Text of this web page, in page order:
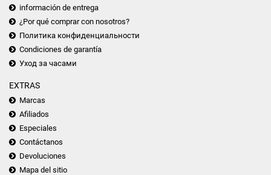
información de entrega
¿Por qué comprar con nosotros?
Политика конфиденциальности
Condiciones de garantía
Уход за часами
EXTRAS
Marcas
Afiliados
Especiales
Contáctanos
Devoluciones
Mapa del sitio